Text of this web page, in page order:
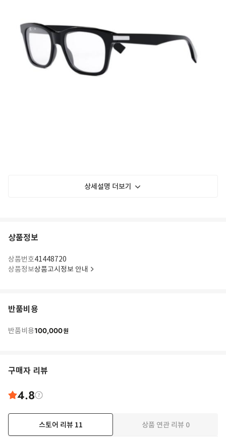
상세설명 더보기
상품정보
상품번호41448720
상품정보상품고시정보 안내
반품비용
반품비용100,000원
구매자 리뷰
4.8
스토어 리뷰 11 상품 연관 리뷰 0